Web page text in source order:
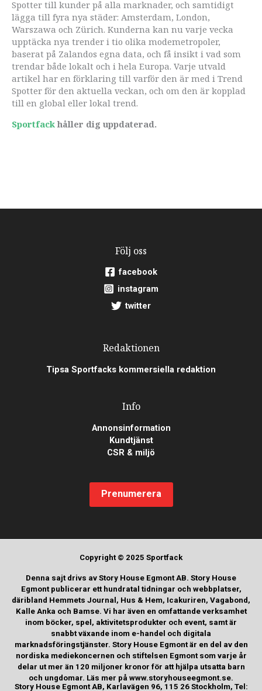
Spotter till kunder på alla marknader, och samtidigt
lägga till fyra nya städer: Amsterdam, London,
Warszawa och Zürich. Kunderna kan nu varje vecka
upptäcka nya trender i tio olika modemetropoler,
baserat på Zalandos egna data, och få insikt i vad som
trendar både lokalt och i hela Europa. Varje utvald
artikel har en förklaring till varför den är med i Trend
Spotter för den aktuella veckan, och om den är kopplad
till en global eller lokal trend.
Sportfack håller dig uppdaterad.
Följ oss
facebook
instagram
twitter
Redaktionen
Tipsa Sportfacks kommersiella redaktion
Info
Annonsinformation
Kundtjänst
CSR & miljö
Prenumerera
Copyright © 2025 Sportfack
Denna sajt drivs av Story House Egmont AB. Story House
Egmont publicerar ett hundratal tidningar och webbplatser,
däribland Hemmets Journal, Hus & Hem, Icakuriren, Vagabond,
Kalle Anka och Bamse. Vi har även en omfattande verksamhet
inom böcker, spel, aktivitetsprodukter och event, samt är
snabbt växande inom e-handel och digitala
marknadsföringstjänster. Story House Egmont är en del av den
nordiska mediekoncernen och stiftelsen Egmont som varje år
delar ut mer än 120 miljoner kronor för att hjälpa utsatta barn
och ungdomar. Läs mer på www.storyhouseegmont.se.
Story House Egmont AB, Karlavägen 96, 115 26 Stockholm, Tel: